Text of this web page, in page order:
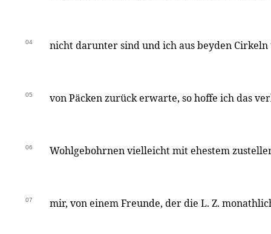
04 nicht darunter sind und ich aus beyden
05 von Päcken zurück erwarte, so hoffe ich das
06 Wohlgebohrnen vielleicht mit ehestem
07 mir, von einem Freunde, der die L. Z.